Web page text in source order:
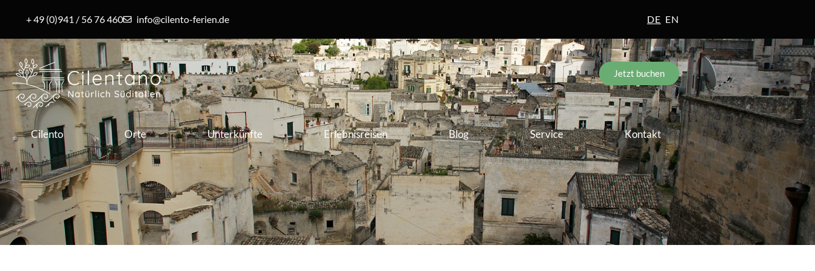
+ 49 (0)941 / 56 76 460 info@cilento-ferien.de DE EN
Jetzt buchen
Cilento Orte Unterkünfte Erlebnisreisen Blog Service Kontakt